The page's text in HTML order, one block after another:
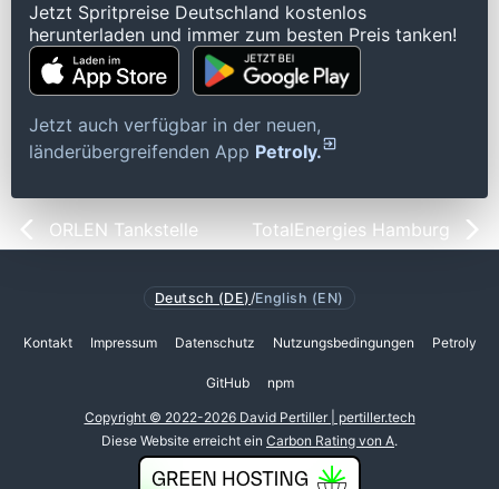
Jetzt Spritpreise Deutschland kostenlos
herunterladen und immer zum besten Preis tanken!
Jetzt auch verfügbar in der neuen,
länderübergreifenden App Petroly.
ORLEN Tankstelle TotalEnergies Hamburg
Deutsch (DE) /English (EN)
Kontakt Impressum Datenschutz Nutzungsbedingungen Petroly
GitHub npm
Copyright © 2022-2026 David Pertiller | pertiller.tech
Diese Website erreicht ein Carbon Rating von A.